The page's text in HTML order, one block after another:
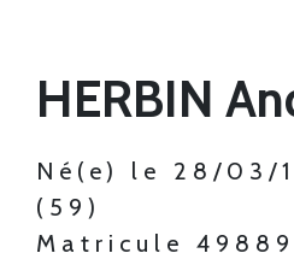
HERBIN
Né(e) le 28/03/
(59)
Matricule 49889